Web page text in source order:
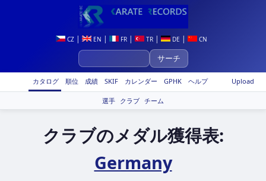
CZ| EN | FR| TR| DE | CN
Upload
カタログ 順位 成績 SKIF カレンダー GPHK ヘルプ
選手 クラブ チーム
クラブのメダル獲得表:
Germany